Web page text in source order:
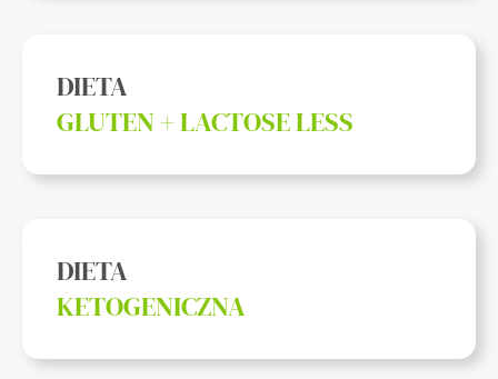
DIETA
GLUTEN + LACTOSE LESS
DIETA
KETOGENICZNA